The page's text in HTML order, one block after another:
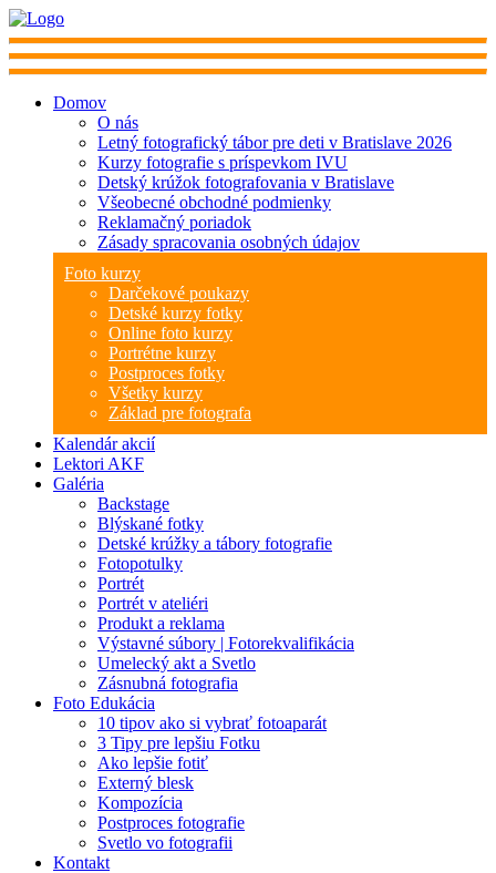
Domov
O nás
Letný fotografický tábor pre deti v Bratislave 2026
Kurzy fotografie s príspevkom IVU
Detský krúžok fotografovania v Bratislave
Všeobecné obchodné podmienky
Reklamačný poriadok
Zásady spracovania osobných údajov
Foto kurzy
Darčekové poukazy
Detské kurzy fotky
Online foto kurzy
Portrétne kurzy
Postproces fotky
Všetky kurzy
Základ pre fotografa
Kalendár akcií
Lektori AKF
Galéria
Backstage
Blýskané fotky
Detské krúžky a tábory fotografie
Fotopotulky
Portrét
Portrét v ateliéri
Produkt a reklama
Výstavné súbory | Fotorekvalifikácia
Umelecký akt a Svetlo
Zásnubná fotografia
Foto Edukácia
10 tipov ako si vybrať fotoaparát
3 Tipy pre lepšiu Fotku
Ako lepšie fotiť
Externý blesk
Kompozícia
Postproces fotografie
Svetlo vo fotografii
Kontakt